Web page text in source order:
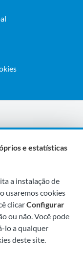
e estatísticas
a instalação de
usaremos cookies
clicarConfigurar
ou não. Você pode
lo a qualquer
deste site.